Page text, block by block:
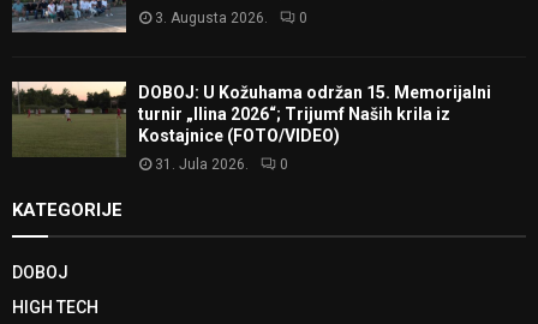
3. Augusta 2026. 0
DOBOJ: U Kožuhama održan 15. Memorijalni
turnir „Ilina 2026“; Trijumf Naših krila iz
Kostajnice (FOTO/VIDEO)
31. Jula 2026. 0
KATEGORIJE
DOBOJ
HIGH TECH